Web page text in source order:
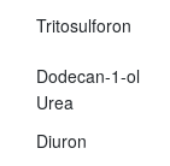
Tritosulforon
Dodecan-1-ol
Urea
Diuron